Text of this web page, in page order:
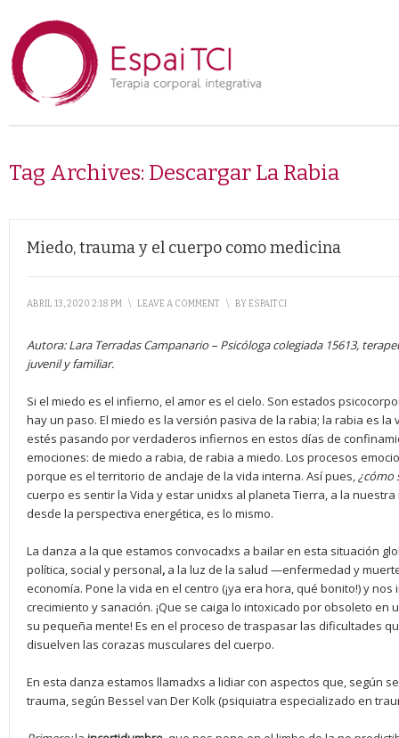
Tag Archives: Descargar La Rabia
Miedo, trauma y el cuerpo como medicina
ABRIL 13, 2020 2:18 PM \ LEAVE A COMMENT \ BYESPAITCI
Autora: Lara Terradas Campanario – Psicóloga colegiada 15613,
juvenil y familiar.
Si el miedo es el infierno, el amor es el cielo. Son estados
hay un paso. El miedo es la versión pasiva de la rabia; la rabia es
estés pasando por verdaderos infiernos en estos días de
emociones: de miedo a rabia, de rabia a miedo. Los procesos
porque es el territorio de anclaje de la vida interna. Así pues,¿cómo
cuerpo es sentir la Vida y estar unidxs al planeta Tierra, a la
desde la perspectiva energética, es lo mismo.
La danza a la que estamos convocadxs a bailar en esta situación
política, social y personal, a la luz de la salud —enfermedad y
economía. Pone la vida en el centro (¡ya era hora, qué bonito!) y
crecimiento y sanación. ¡Que se caiga lo intoxicado por obsoleto
su pequeña mente! Es en el proceso de traspasar las dificultades
disuelven las corazas musculares del cuerpo.
En esta danza estamos llamadxs a lidiar con aspectos que, según
trauma, según Bessel van Der Kolk (psiquiatra especializado en